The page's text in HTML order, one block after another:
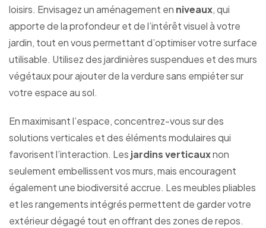
loisirs. Envisagez un aménagement en niveaux, qui
apporte de la profondeur et de l’intérêt visuel à votre
jardin, tout en vous permettant d’optimiser votre surface
utilisable. Utilisez des jardinières suspendues et des murs
végétaux pour ajouter de la verdure sans empiéter sur
votre espace au sol.
En maximisant l’espace, concentrez-vous sur des
solutions verticales et des éléments modulaires qui
favorisent l’interaction. Les jardins verticauxnon
seulement embellissent vos murs, mais encouragent
également une biodiversité accrue. Les meubles pliables
et les rangements intégrés permettent de garder votre
extérieur dégagé tout en offrant des zones de repos.